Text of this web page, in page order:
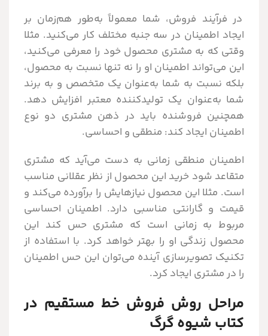
در فرآیند فروش، شما معمولاً به‌طور هم‌زمان بر
ایجاد اطمینان در سه جنبه مختلف کار می‌کنید. مثلا
وقتی که به مشتری محصول خود را معرفی می‌کنید،
این می‌تواند اطمینان او را نه تنها نسبت به محصول،
بلکه نسبت به شما به‌عنوان یک متخصص و به برند
شما به‌عنوان یک تولیدکننده معتبر افزایش دهد.
همچنین فروشنده باید در ذهن مشتری دو نوع
اطمینان ایجاد کند: منطقی و احساسی.
اطمینان منطقی زمانی به دست می‌آید که مشتری
متقاعد شود خرید این محصول از نظر عقلانی مناسب
است. مثلا این محصول نیازهایش را برآورده می‌کند و
قیمت و گارانتی مناسبی دارد. اطمینان احساسی
مربوط به زمانی است که مشتری حس کند این
محصول زندگی او را بهتر خواهد کرد. با استفاده از
تکنیک تصویرسازی آینده می‌توان این حس اطمینان
را در مشتری ایجاد کرد.
مراحل روش فروش خط مستقیم در
کتاب شیوه گرگ